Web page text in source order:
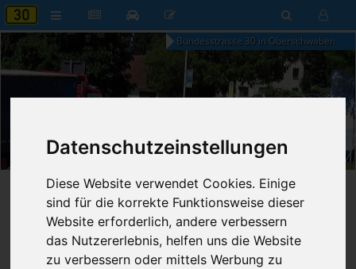
Datenschutzeinstellungen
Diese Website verwendet Cookies. Einige
sind für die korrekte Funktionsweise dieser
Website erforderlich, andere verbessern
das Nutzererlebnis, helfen uns die Website
zu verbessern oder mittels Werbung zu
Bundesstrasse 30 in Oberschwaben
04:33
Sonntag, 9. August 2026
Startseite»B30 aktuell »Nachrichten
26.05.2026 - 17:41 Uhr
Franz Fischer
Nr. 9391
646